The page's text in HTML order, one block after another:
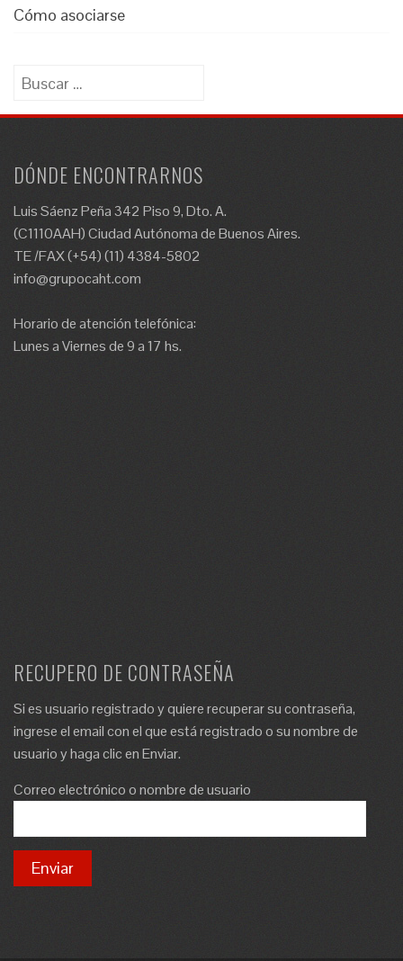
Cómo asociarse
Buscar:
DÓNDE ENCONTRARNOS
Luis Sáenz Peña 342 Piso 9, Dto. A.
(C1110AAH) Ciudad Autónoma de Buenos Aires.
TE /FAX (+54) (11) 4384-5802
info@grupocaht.com
Horario de atención telefónica:
Lunes a Viernes de 9 a 17 hs.
RECUPERO DE CONTRASEÑA
Si es usuario registrado y quiere recuperar su contraseña,
ingrese el email con el que está registrado o su nombre de
usuario y haga clic en Enviar.
Correo electrónico o nombre de usuario